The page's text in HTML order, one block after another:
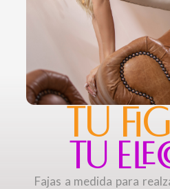
TU
TU
Fajas a medida para